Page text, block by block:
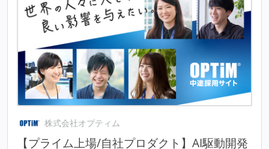
株式会社オプティム
【プライム上場/自社プロダクト】AI駆動開発